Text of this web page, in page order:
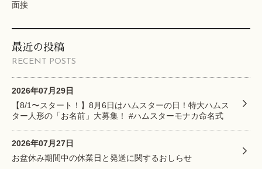
最近の投稿
RECENT POSTS
2026年07月29日
【8/1〜スタート！】8月6日はハムスターの日！特大ハムス
ター人形の「お名前」大募集！ #ハムスターモナカ命名式
2026年07月27日
お盆休み期間中の休業日と発送に関するおしらせ
面接